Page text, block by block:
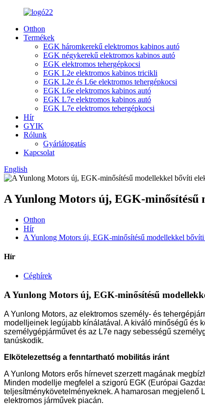
Otthon
Termékek
EGK háromkerekű elektromos kabinos autó
EGK négykerekű elektromos kabinos autó
EGK elektromos tehergépkocsi
EGK L2e elektromos kabinos tricikli
EGK L2e és L6e elektromos tehergépkocsi
EGK L6e elektromos kabinos autó
EGK L7e elektromos kabinos autó
EGK L7e elektromos tehergépkocsi
Hír
GYIK
Rólunk
Gyárlátogatás
Kapcsolat
English
A Yunlong Motors új, EGK-
Otthon
Hír
A Yunlong Motors új, EGK-minősítésű modellekkel
Hír
Céghírek
A Yunlong Motors új, EGK-minősítésű
A Yunlong Motors, az elektromos személy- és
modelljeinek legújabb kínálatával. A kiváló minőségű és
személygépjárművet és az L7e nagy sebességű
tanúskodik.
Elkötelezettség a fenntartható mobilitás iránt
A Yunlong Motors erős hírnevet szerzett magának
Minden modellje megfelel a szigorú EGK (Európai
teljesítménykövetelményeknek. A hamarosan
elektromos járművek piacán.